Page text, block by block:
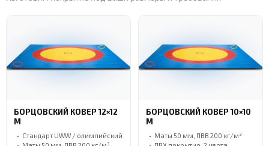
БОРЦОВСКИЙ КОВЕР 12×12
М
Стандарт UWW / олимпийский
БОРЦОВСКИЙ КОВЕР 10×10
М
Маты 50 мм, ПВВ 200 кг/м³